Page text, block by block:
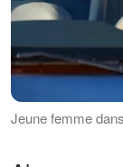
Jeune femme